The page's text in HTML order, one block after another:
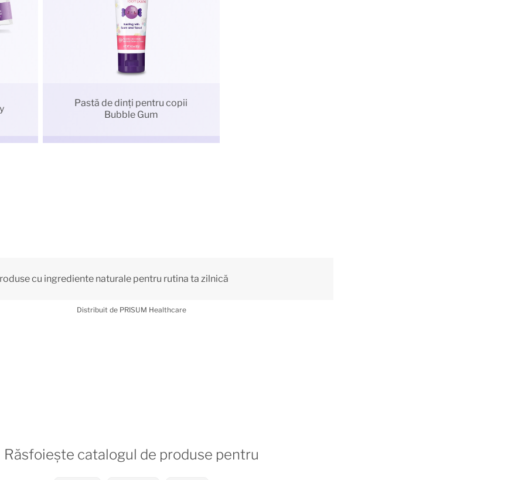
Pastă de dinți pentru copii
Bubble Gum
cu ingrediente naturale pentru rutina ta zilnică
Distribuit de PRISUM Healthcare
Răsfoiește catalogul de produse pentru